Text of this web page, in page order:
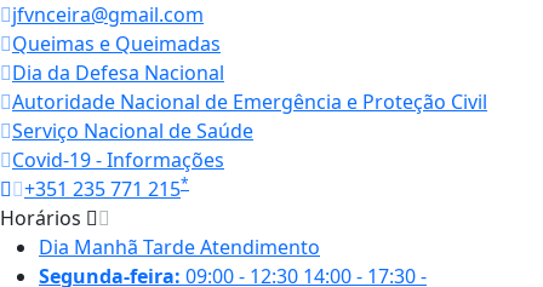
jfvnceira@gmail.com
Queimas e Queimadas
Dia da Defesa Nacional
Autoridade Nacional de Emergência e Proteção Civil
Serviço Nacional de Saúde
Covid-19 - Informações
+351 235 771 215*
Horários
Dia Manhã TardeAtendimento
Segunda-feira: 09:00 - 12:30 14:00 - 17:30-